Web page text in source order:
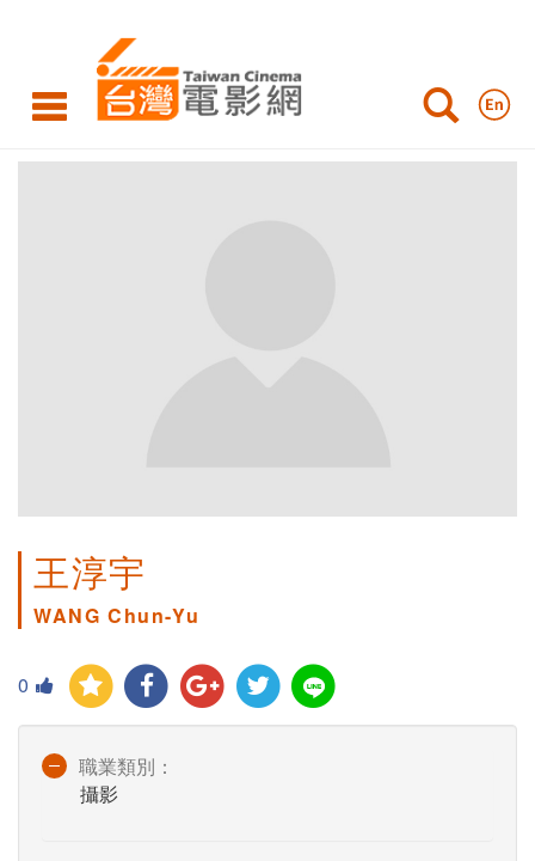
王淳宇
WANG Chun-Yu
0
職業類別：
攝影